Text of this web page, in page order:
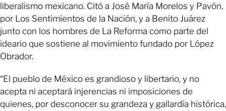
liberalismo mexicano. Citó a José María Morelos y Pavón,
por Los Sentimientos de la Nación, y a Benito Juárez
junto con los hombres de La Reforma como parte del
ideario que sostiene al movimiento fundado por López
Obrador.
“El pueblo de México es grandioso y libertario, y no
acepta ni aceptará injerencias ni imposiciones de
quienes, por desconocer su grandeza y gallardía histórica,